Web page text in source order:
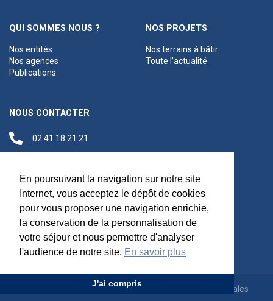
En poursuivant la navigation sur notre site
Internet, vous acceptez le dépôt de cookies
pour vous proposer une navigation enrichie,
la conservation de la personnalisation de
votre séjour et nous permettre d'analyser
l'audience de notre site. En savoir plus
J'ai compris
QUI SOMMES NOUS ?
Nos entités
Nos agences
Publications
NOS PROJETS
Nos terrains à bâtir
Toute l'actualité
NOUS CONTACTER
02 41 18 21 21
Siège social
Maréchal Foch,
49100 Angers
Rejoignez-nous Mentions légales